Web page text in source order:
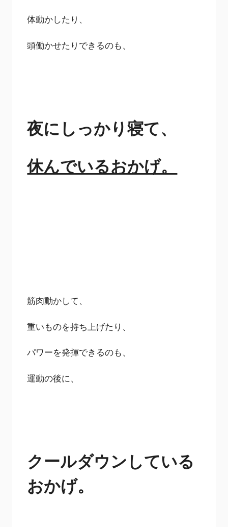
体動かしたり、
頭働かせたりできるのも、
夜にしっかり寝て、
休んでいるおかげ。
筋肉動かして、
重いものを持ち上げたり、
パワーを発揮できるのも、
運動の後に、
クールダウンしている
おかげ。